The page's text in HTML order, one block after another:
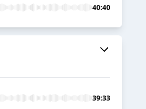
40:40
39:33